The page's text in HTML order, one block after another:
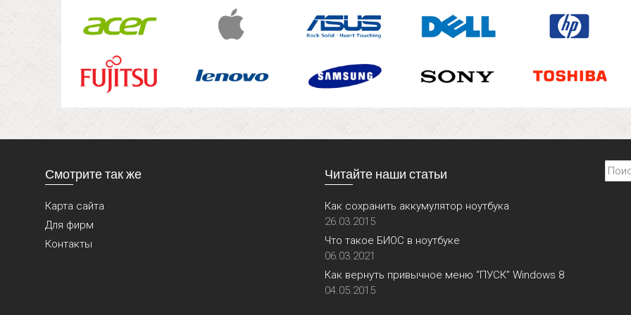
Смотрите так же
Карта сайта
Для фирм
Контакты
Читайте наши статьи
Как сохранить аккумулятор ноутбука
26.03.2015
Что такое БИОС в ноутбуке
06.03.2021
Как вернуть привычное меню “ПУСК” Windows 8
04.05.2015